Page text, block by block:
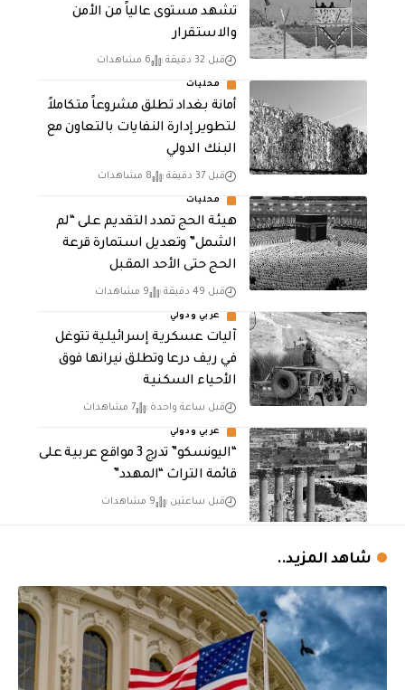
تشهد مستوى عالياً من الأمن
والاستقرار
قبل 32 دقيقة 6 مشاهدات
محليات
أمانة بغداد تطلق مشروعاً متكاملاً
لتطوير إدارة النفايات بالتعاون مع
البنك الدولي
قبل 37 دقيقة 8 مشاهدات
محليات
هيئة الحج تمدد التقديم على “لم
الشمل” وتعديل استمارة قرعة
الحج حتى الأحد المقبل
قبل 49 دقيقة 9 مشاهدات
عربي ودولي
آليات عسكرية إسرائيلية تتوغل
في ريف درعا وتطلق نيرانها فوق
الأحياء السكنية
قبل ساعة واحدة 7 مشاهدات
عربي ودولي
“اليونسكو” تدرج 3 مواقع عربية على
قائمة التراث “المهدد”
قبل ساعتين 9 مشاهدات
شاهد المزيد..